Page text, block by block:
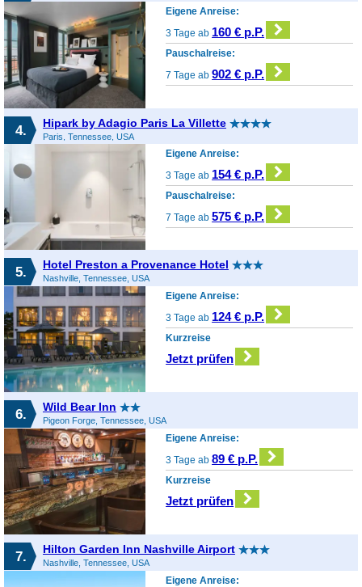
Eigene Anreise:
3 Tage ab 160 € p.P.
Pauschalreise:
7 Tage ab902 € p.P.
4. Hipark by Adagio Paris La Villette
Paris, Tennessee, USA
Eigene Anreise:
3 Tage ab 154 € p.P.
Pauschalreise:
7 Tage ab575 € p.P.
5. Hotel Preston a Provenance Hotel
Nashville, Tennessee, USA
Eigene Anreise:
3 Tage ab 124 € p.P.
Kurzreise
Jetzt prüfen
6. Wild Bear Inn
Pigeon Forge, Tennessee, USA
Eigene Anreise:
3 Tage ab89 € p.P.
Kurzreise
Jetzt prüfen
7. Hilton Garden Inn Nashville Airport
Nashville, Tennessee, USA
Eigene Anreise: